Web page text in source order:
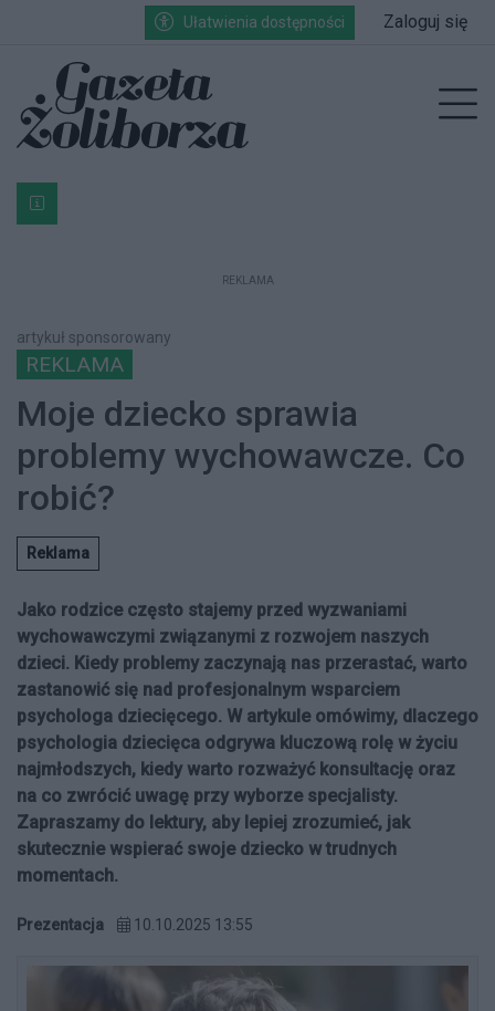
Przejdź do głównych treści
Przejdź do wyszukiwarki
Przejdź do głównego menuUłatwienia dostępności Zaloguj się
Bardzo ważna informacja dla podatników posiadających
REKLAMA
artykuł sponsorowany
REKLAMA
Moje dziecko sprawia
problemy wychowawcze. Co
robić?
Reklama
Jako rodzice często stajemy przed wyzwaniami
wychowawczymi związanymi z rozwojem naszych
dzieci. Kiedy problemy zaczynają nas przerastać, warto
zastanowić się nad profesjonalnym wsparciem
psychologa dziecięcego. W artykule omówimy, dlaczego
psychologia dziecięca odgrywa kluczową rolę w życiu
najmłodszych, kiedy warto rozważyć konsultację oraz
na co zwrócić uwagę przy wyborze specjalisty.
Zapraszamy do lektury, aby lepiej zrozumieć, jak
skutecznie wspierać swoje dziecko w trudnych
momentach.
Prezentacja 10.10.2025 13:55